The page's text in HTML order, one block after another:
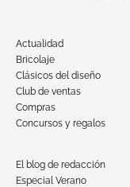
Actualidad
Bricolaje
Clásicos del diseño
Club de ventas
Compras
Concursos y regalos
El blog de redacción
Especial Verano